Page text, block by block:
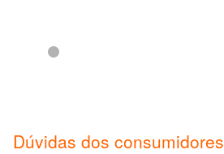
Dúvidas dos consumidores